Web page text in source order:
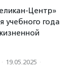
Центр»
учебного года
· 19.05.2025 ·